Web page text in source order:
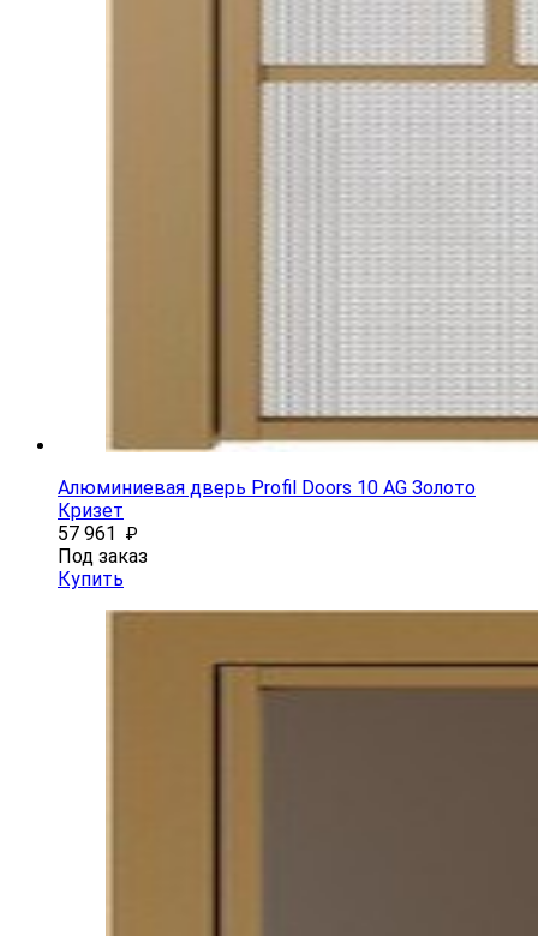
Алюминиевая дверь Profil Doors 10 AG Золото
Кризет
57 961
₽
Под заказ
Купить